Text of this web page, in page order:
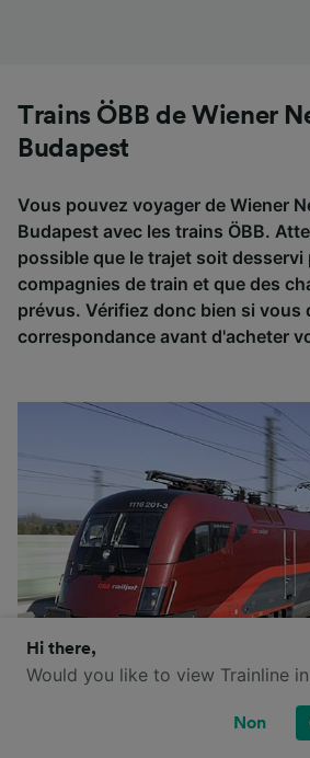
Trains ÖBB de Wiener
Budapest
Vous pouvez voyager de Wiener
Budapest avec les trains ÖBB.
possible que le trajet soit
compagnies de train et que des
prévus. Vérifiez donc bien si vous
correspondance avant d'acheter
Hi there,
Would you like to view Trainline
Non